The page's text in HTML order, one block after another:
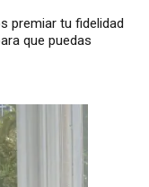
premiar tu fidelidad
que puedas